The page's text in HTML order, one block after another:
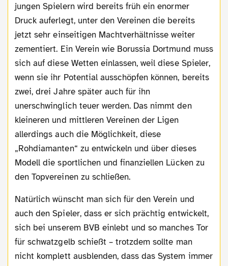
jungen Spielern wird bereits früh ein enormer
Druck auferlegt, unter den Vereinen die bereits
jetzt sehr einseitigen Machtverhältnisse weiter
zementiert. Ein Verein wie Borussia Dortmund muss
sich auf diese Wetten einlassen, weil diese Spieler,
wenn sie ihr Potential ausschöpfen können, bereits
zwei, drei Jahre später auch für ihn
unerschwinglich teuer werden. Das nimmt den
kleineren und mittleren Vereinen der Ligen
allerdings auch die Möglichkeit, diese
„Rohdiamanten“ zu entwickeln und über dieses
Modell die sportlichen und finanziellen Lücken zu
den Topvereinen zu schließen.
Natürlich wünscht man sich für den Verein und
auch den Spieler, dass er sich prächtig entwickelt,
sich bei unserem BVB einlebt und so manches Tor
für schwatzgelb schießt – trotzdem sollte man
nicht komplett ausblenden, dass das System immer